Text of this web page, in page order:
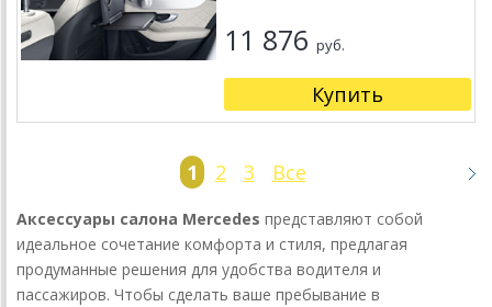
11 876 руб.
Купить
1 2 3 Все
Аксессуары салона Mercedes представляют собой
идеальное сочетание комфорта и стиля, предлагая
продуманные решения для удобства водителя и
пассажиров. Чтобы сделать ваше пребывание в